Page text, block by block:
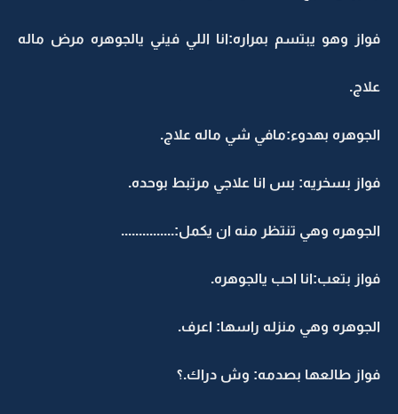
فواز وهو يبتسم بمراره:انا اللي فيني يالجوهره مرض ماله
علاج.
الجوهره بهدوء:مافي شي ماله علاج.
فواز بسخريه: بس انا علاجي مرتبط بوحده.
الجوهره وهي تنتظر منه ان يكمل:...............
فواز بتعب:انا احب يالجوهره.
الجوهره وهي منزله راسها: اعرف.
فواز طالعها بصدمه: وش دراك.؟